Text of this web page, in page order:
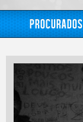
Procurados